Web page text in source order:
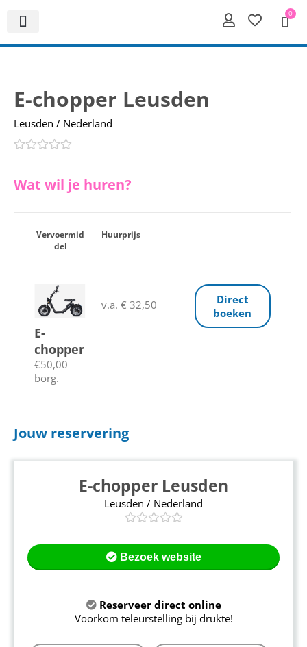
0
E-chopper Leusden
Leusden / Nederland
Wat wil je huren?
Vervoermid
del
Huurprijs
E-
chopper
€50,00
borg.
v.a. € 32,50
Direct
boeken
Jouw reservering
E-chopper Leusden
Leusden / Nederland
Bezoek website
Reserveer direct online
Voorkom teleurstelling bij drukte!